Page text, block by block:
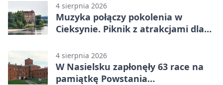
4 sierpnia 2026
Muzyka połączy pokolenia w
Cieksynie. Piknik z atrakcjami dla
4 sierpnia 2026
W Nasielsku zapłonęły 63 race na
pamiątkę Powstania